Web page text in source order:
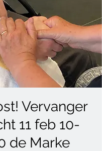
Vervanger
11 feb 10-
de Marke